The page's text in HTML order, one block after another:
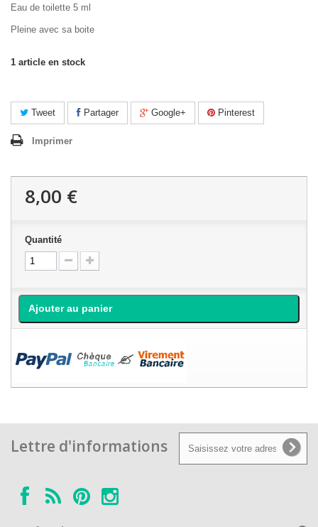
Eau de toilette 5 ml
Pleine avec sa boite
1 article en stock
Tweet Partager Google+ Pinterest
Imprimer
8,00 €
Quantité
Ajouter au panier
Lettre d'informations